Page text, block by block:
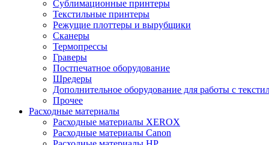
Сублимационные принтеры
Текстильные принтеры
Режущие плоттеры и вырубщики
Сканеры
Термопрессы
Граверы
Постпечатное оборудование
Шредеры
Дополнительное оборудование для работы с
Прочее
Расходные материалы
Расходные материалы XEROX
Расходные материалы Canon